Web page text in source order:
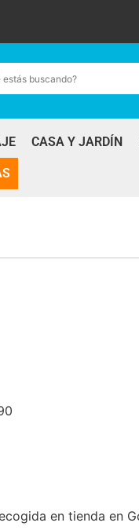
CASA Y JARDÍN
en tienda en